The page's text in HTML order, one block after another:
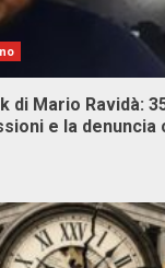
di Mario Ravidà:
e la denuncia